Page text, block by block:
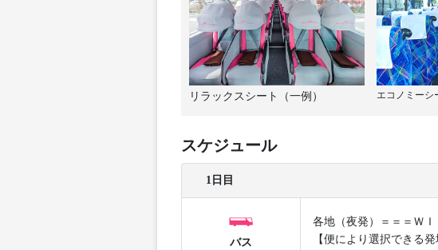
リラックスシート（一例） エコノミーシ
スケジュール
1日目
バス
各地（夜発）＝＝＝Ｗ
【便により選択できる